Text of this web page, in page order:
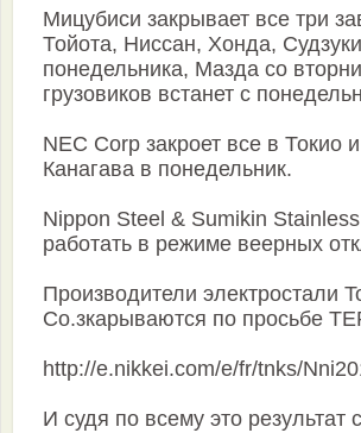
Мицубиси закрывает все три
Тойота, Ниссан, Хонда,
понедельника, Мазда со
грузовиков встанет с
NEC Corp закроет все в Токио
Канагaва в понедельник.
Nippon Steel & Sumikin
работать в режиме веерных
Производители электростали
Co.зкарываются по просьбе
http://e.nikkei.com/e/fr/tnks/
И судя по всему это